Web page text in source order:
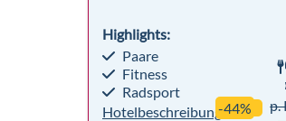
Highlights:
Paare
Fitness
Radsport
Hotelbeschreibung-44%
p.